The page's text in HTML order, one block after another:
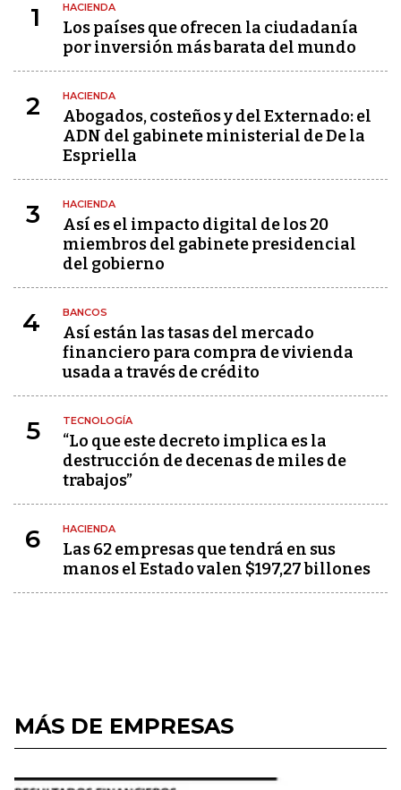
1 HACIENDA
Los países que ofrecen la ciudadanía
por inversión más barata del mundo
2 HACIENDA
Abogados, costeños y del Externado: el
ADN del gabinete ministerial de De la
Espriella
3 HACIENDA
Así es el impacto digital de los 20
miembros del gabinete presidencial
del gobierno
4 BANCOS
Así están las tasas del mercado
financiero para compra de vivienda
usada a través de crédito
5 TECNOLOGÍA
“Lo que este decreto implica es la
destrucción de decenas de miles de
trabajos”
6 HACIENDA
Las 62 empresas que tendrá en sus
manos el Estado valen $197,27 billones
MÁS DE EMPRESAS